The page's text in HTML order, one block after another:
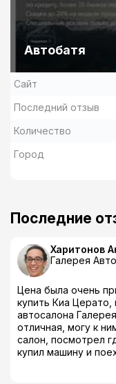
Автобатя
Сайт
Последний отзыв
Количество
Город
Последние
Харитонов
Галерея Авто
Цена была очень
купить Киа Церато, но
автосалона
отличная, могу к
салон, посмотрел
купил машину и
нее начала
автоцентре мне ее